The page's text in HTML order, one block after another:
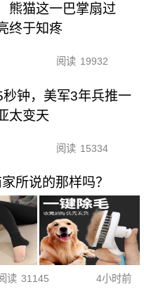
熊猫这一巴掌扇过
终于知疼
阅读 19932
秒钟，美军3年兵推一
太变天
阅读 15334
所说的那样吗？
读 31145 4小时前